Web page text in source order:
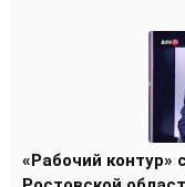
«Рабочий контур»